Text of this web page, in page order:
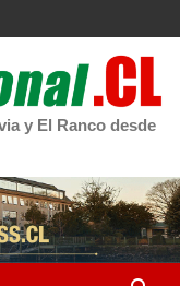
y El Ranco desde